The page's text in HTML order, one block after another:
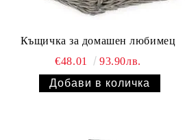
Къщичка за домашен любимец
€48.01
93.90лв.